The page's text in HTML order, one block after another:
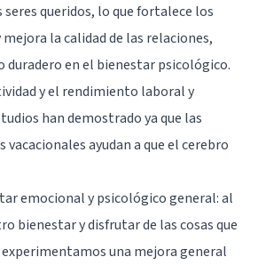
queridos, lo que fortalece los
la calidad de las relaciones,
duradero en el bienestar psicológico.
y el rendimiento laboral y
han demostrado ya que las
vacacionales ayudan a que el cerebro
emocional y psicológico general: al
bienestar y disfrutar de las cosas que
una mejora general